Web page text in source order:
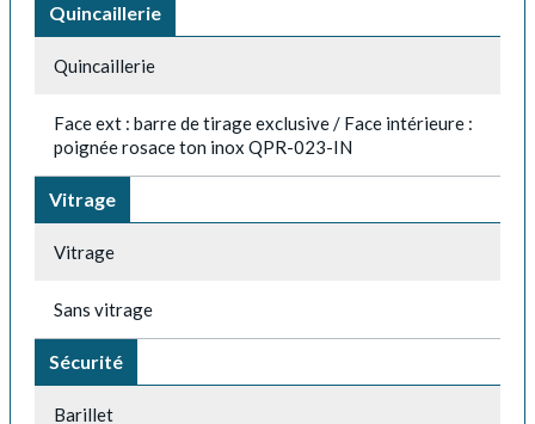
Quincaillerie
Quincaillerie
Face ext : barre de tirage exclusive / Face intérieure :
poignée rosace ton inox QPR-023-IN
Vitrage
Vitrage
Sans vitrage
Sécurité
Barillet